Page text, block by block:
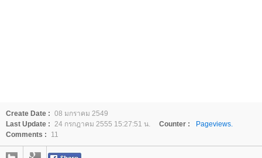
Create Date : 08 มกราคม 2549
Last Update : 24 กรกฎาคม 2555 15:27:51 น. Counter :
Pageviews.
Comments :
11